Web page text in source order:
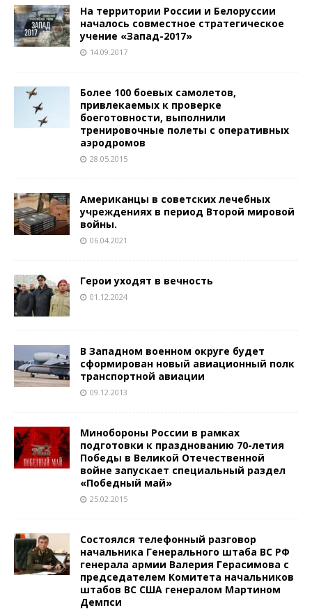
На территории России и Белоруссии
началось совместное стратегическое
учение «Запад-2017»
14.09.2017
Более 100 боевых самолетов,
привлекаемых к проверке
боеготовности, выполнили
тренировочные полеты с оперативных
аэродромов
28.05.2015
Американцы в советских лечебных
учреждениях в период Второй мировой
войны.
06.04.2021
Герои уходят в вечность
01.12.2024
В Западном военном округе будет
сформирован новый авиационный полк
транспортной авиации
09.12.2013
Минобороны России в рамках
подготовки к празднованию 70-летия
Победы в Великой Отечественной
войне запускает специальный раздел
«Победный май»
25.02.2015
Состоялся телефонный разговор
начальника Генерального штаба ВС РФ
генерала армии Валерия Герасимова с
председателем Комитета начальников
штабов ВС США генералом Мартином
Демпси